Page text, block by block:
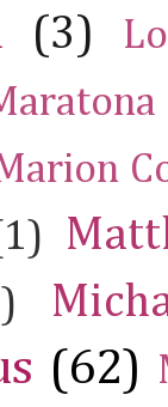
(3)
(62)